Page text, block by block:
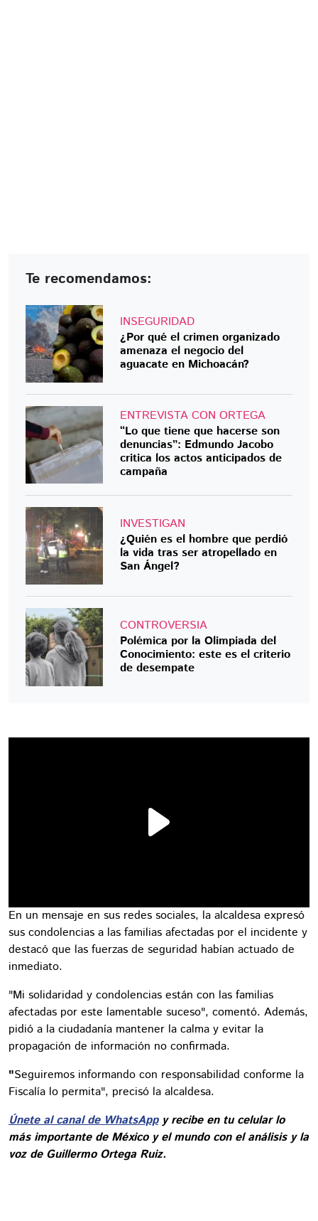
Te recomendamos:
INSEGURIDAD
¿Por qué el crimen organizado
amenaza el negocio del
aguacate en Michoacán?
ENTREVISTA CON ORTEGA
“Lo que tiene que hacerse son
denuncias”: Edmundo Jacobo
critica los actos anticipados de
campaña
INVESTIGAN
¿Quién es el hombre que perdió
la vida tras ser atropellado en
San Ángel?
CONTROVERSIA
Polémica por la Olimpiada del
Conocimiento: este es el criterio
de desempate
En un mensaje en sus redes sociales, la alcaldesa expresó
sus condolencias a las familias afectadas por el incidente y
destacó que las fuerzas de seguridad habían actuado de
inmediato.
"Mi solidaridad y condolencias están con las familias
afectadas por este lamentable suceso", comentó. Además,
pidió a la ciudadanía mantener la calma y evitar la
propagación de información no confirmada.
"Seguiremos informando con responsabilidad conforme la
Fiscalía lo permita", precisó la alcaldesa.
Únete al canal de WhatsAppy recibe en tu celular lo
más importante de México y el mundo con el análisis y la
voz de Guillermo Ortega Ruiz.